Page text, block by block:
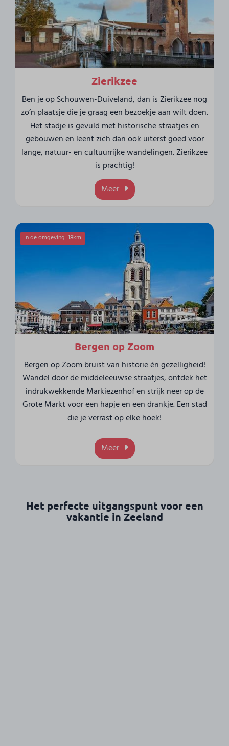
Zierikzee
Ben je op Schouwen-Duiveland, dan is Zierikzee nog
zo’n plaatsje die je graag een bezoekje aan wilt doen.
Het stadje is gevuld met historische straatjes en
gebouwen en leent zich dan ook uiterst goed voor
lange, natuur- en cultuurrijke wandelingen. Zierikzee
is prachtig!
Meer
In de omgeving: 18km
Bergen op Zoom
Bergen op Zoom bruist van historie én gezelligheid!
Wandel door de middeleeuwse straatjes, ontdek het
indrukwekkende Markiezenhof en strijk neer op de
Grote Markt voor een hapje en een drankje. Een stad
die je verrast op elke hoek!
Meer
Het perfecte uitgangspunt voor een
vakantie in Zeeland